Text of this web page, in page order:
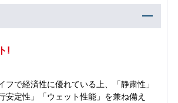
!
フで経済性に優れている上、「静粛性」
安定性」「ウェット性能」を兼ね備え